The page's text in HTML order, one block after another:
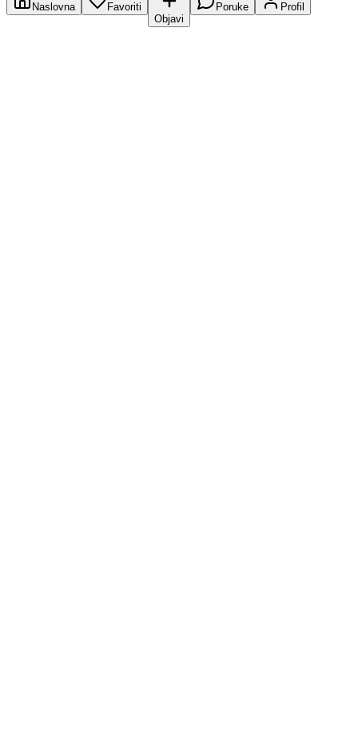
Naslovna
Favoriti
Objavi
Poruke Profil